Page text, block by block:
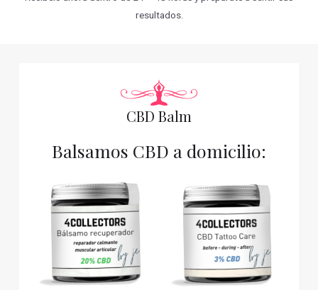
resultados.
CBD Balm
Balsamos CBD a domicilio: